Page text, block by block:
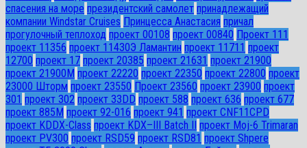
спасения на море президентский самолет принадлежащий
компании Windstar Cruises Принцесса Анастасия причал
прогулочный теплоход проект 00108 проект 00840 Проект 111
проект 11356 проект 11430Э Ламантин проект 11711 проект
12700 проект 17 проект 20385 проект 21631 проект 21900
проект 21900М проект 22220 проект 22350 проект 22800 проект
23000 Шторм проект 23550 Проект 23560 проект 23900 проект
301 проект 302 проект 33DD проект 588 проект 636 проект 677
проект 885М проект 92-016 проект 941 проект CNF11CPD
проект KDDX-Class проект KDX–III Batch II
проект Moj-6 Trimaran
проект PV300 проект RSD59 проект RSD81 проект Shpere